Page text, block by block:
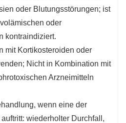
oder Blutungsstörungen; ist
oder
kontraindiziert.
mit Kortikosteroiden oder
Nicht in Kombination mit
Arzneimitteln
wenn eine der
wiederholter Durchfall,